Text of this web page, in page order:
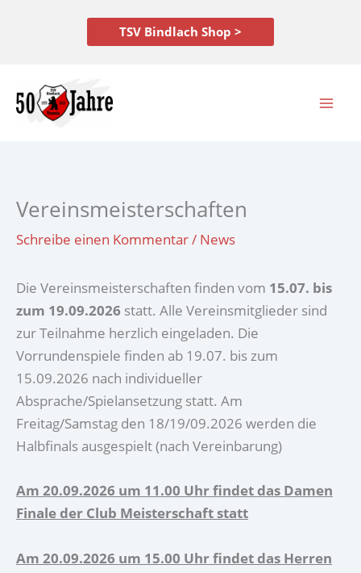
TSV Bindlach Shop >
Vereinsmeisterschaften
Schreibe einen Kommentar/ News
Die Vereinsmeisterschaften finden vom 15.07. bis
zum 19.09.2026 statt. Alle Vereinsmitglieder sind
zur Teilnahme herzlich eingeladen. Die
Vorrundenspiele finden ab 19.07. bis zum
15.09.2026 nach individueller
Absprache/Spielansetzung statt. Am
Freitag/Samstag den 18/19/09.2026 werden die
Halbfinals ausgespielt (nach Vereinbarung)
Am 20.09.2026 um 11.00 Uhr findet das Damen
Finale der Club Meisterschaft statt
Am 20.09.2026 um 15.00 Uhr findet das Herren